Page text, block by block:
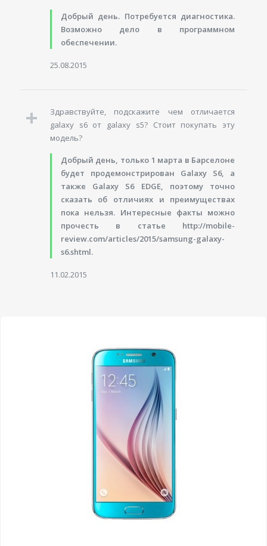
Добрый день. Потребуется диагностика.
Возможно дело в программном
обеспечении.
25.08.2015
Здравствуйте, подскажите чем отличается
galaxy s6 от galaxy s5? Стоит покупать эту
модель?
Добрый день, только 1 марта в Барселоне
будет продемонстрирован Galaxy S6, а
также Galaxy S6 EDGE, поэтому точно
сказать об отличиях и преимуществах
пока нельзя. Интересные факты можно
прочесть в статье http://mobile-
review.com/articles/2015/samsung-galaxy-
s6.shtml.
11.02.2015